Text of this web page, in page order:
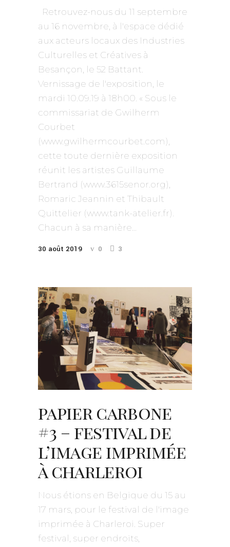
Retrouvez-nous du 11 septembre
au 16 novembre, à l'espace dédié
aux acteurs locaux des Industries
Culturelles et Créatives à
Besançon, le 52 Battant.
Vernissage de l'exposition, le
mardi 10.09.19 à 18h00. « Sous le
commissariat de Gwilherm
Courbet
(www.gwilhermcourbet.com),
cette toute dernière exposition
réunit les artistes Guillaume
Bertrand (www.3615senor.org),
Romaric Jeannin et Thibault
Quittelier (www.tank-atelier.fr).
Chacun à sa manière...
30 août 2019 0 3
papier carbone
#3 – festival de
l’image imprimée
à charleroi
Nous étions en Belgique du 15 au
17 mars, pour le festival de l'image
imprimée à Charleroi. Super
festival, super endroits,